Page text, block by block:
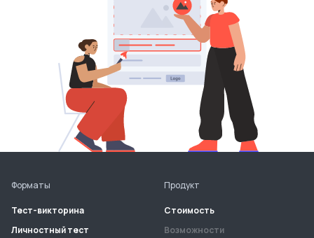
Форматы
Тест-викторина
Личностный тест
Продукт
Стоимость
Возможности